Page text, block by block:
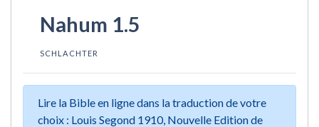
Nahum 1.5
SCHLACHTER
Lire la Bible en ligne dans la traduction de votre
choix : Louis Segond 1910, Nouvelle Edition de